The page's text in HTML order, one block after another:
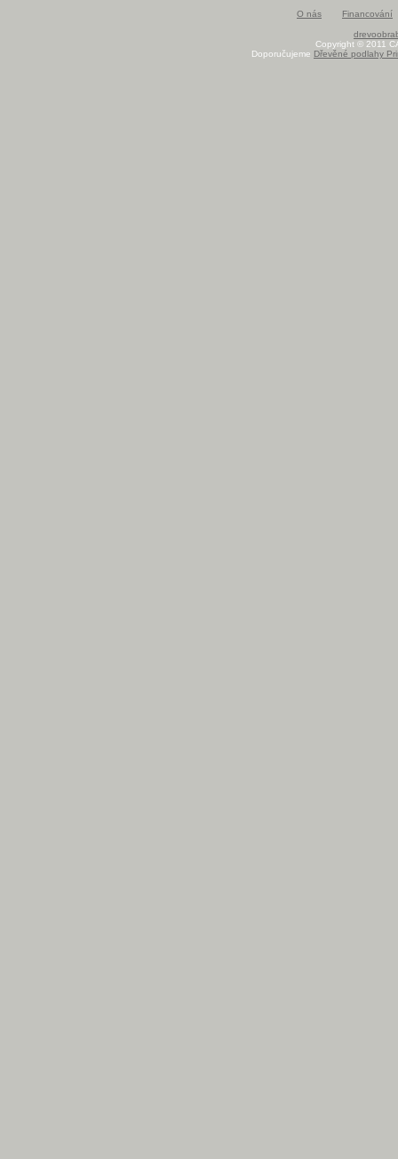
O nás Financování
Copyright © 2011
Doporučujeme Dřevěné podlahy